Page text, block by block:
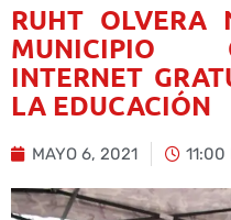
RUHT OLVERA
MUNICIPIO
INTERNET
LA EDUCACIÓN
MAYO 6, 2021 11:00